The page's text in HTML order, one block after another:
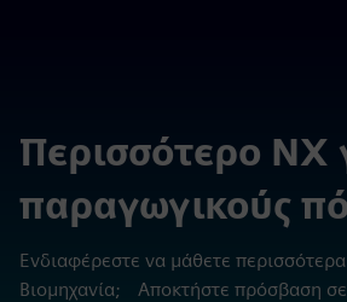
Περισσότερο NX
παραγωγικούς
Ενδιαφέρεστε να μάθετε περισσότερα
Βιομηχανία; Αποκτήστε πρόσβαση σε